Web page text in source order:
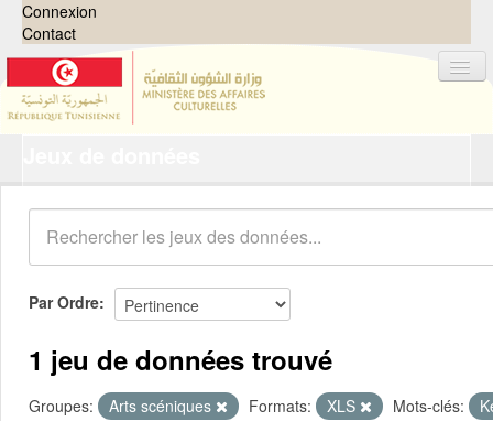
Connexion
Contact
Organisations
Groupes
Demandes 0
À propos
Par Ordre
1 jeu de données trouvé
Groupes: Arts scéniques Formats: XLS Mots-clés: